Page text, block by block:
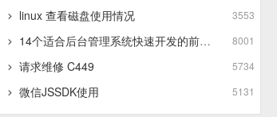
3553
linux 查看磁盘使用情况
8001
14个适合后台管理系统快速开发的前端框架
5734
请求维修 C449
5131
微信JSSDK使用